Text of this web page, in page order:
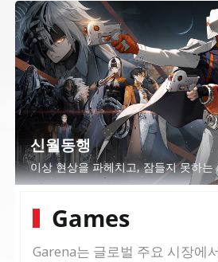
신월동행
이상 현상을 파헤치고, 잠들지 못하는
Games
Garena는 글로벌 주요 시장에